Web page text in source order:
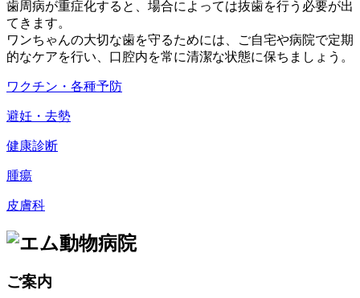
歯周病が重症化すると、場合によっては抜歯を行う必要が出
てきます。
ワンちゃんの大切な歯を守るためには、ご自宅や病院で定期
的なケアを行い、口腔内を常に清潔な状態に保ちましょう。
ワクチン・各種予防
避妊・去勢
健康診断
腫瘍
皮膚科
ご案内